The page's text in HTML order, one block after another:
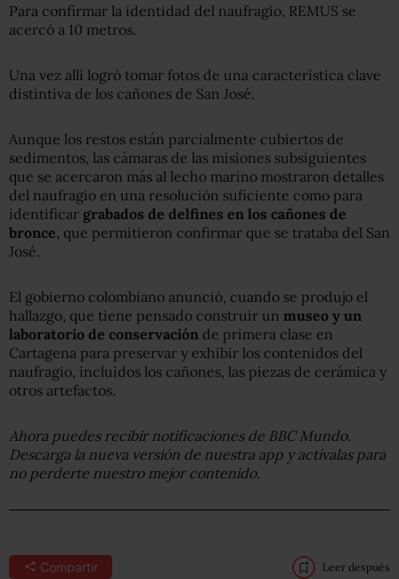
Para confirmar la identidad del naufragio, REMUS se
acercó a 10 metros.
Una vez allí logró tomar fotos de una característica clave
distintiva de los cañones de San José.
Aunque los restos están parcialmente cubiertos de
sedimentos, las cámaras de las misiones subsiguientes
que se acercaron más al lecho marino mostraron detalles
del naufragio en una resolución suficiente como para
identificar grabados de delfines en los cañones de
bronce , que permitieron confirmar que se trataba del San
José.
El gobierno colombiano anunció, cuando se produjo el
hallazgo, que tiene pensado construir un museo y un
laboratorio de conservación de primera clase en
Cartagena para preservar y exhibir los contenidos del
naufragio, incluidos los cañones, las piezas de cerámica y
otros artefactos.
Ahora puedes recibir notificaciones de BBC Mundo.
Descarga la nueva versión de nuestra app y actívalas para
no perderte nuestro mejor contenido.
Compartir Leer después